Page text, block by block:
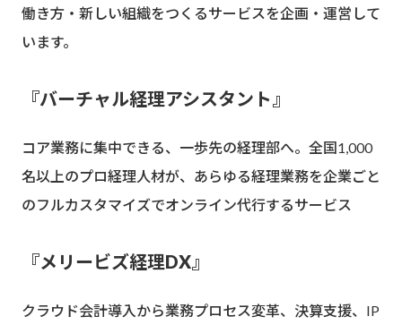
働き方・新しい組織をつくるサービスを企画・運営して
います。
『バーチャル経理アシスタント』
コア業務に集中できる、一歩先の経理部へ。全国1,000
名以上のプロ経理人材が、あらゆる経理業務を企業ごと
のフルカスタマイズでオンライン代行するサービス
『メリービズ経理DX』
クラウド会計導入から業務プロセス変革、決算支援、IP